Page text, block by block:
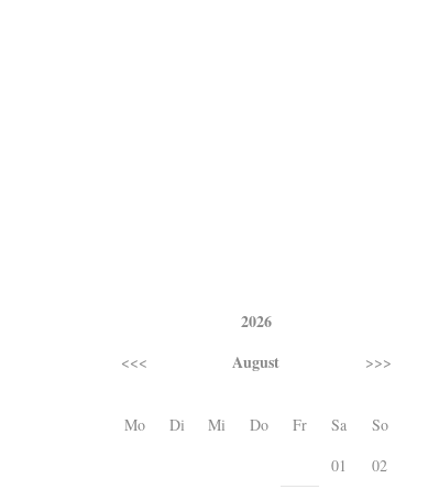
2026
<<< August >>>
Mo Di Mi Do Fr Sa
So
01
02